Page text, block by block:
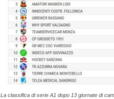
La classifica di serie A1 dopo 13 giornate di